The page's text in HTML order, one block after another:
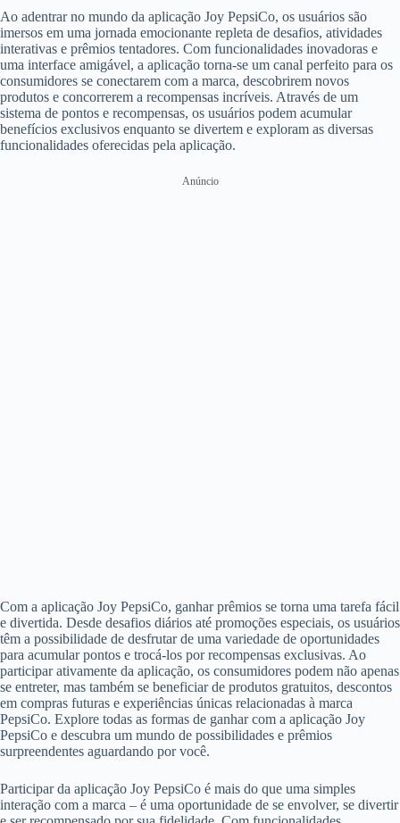
Ao adentrar no mundo da aplicação Joy PepsiCo, os usuários são
imersos em uma jornada emocionante repleta de desafios, atividades
interativas e prêmios tentadores. Com funcionalidades inovadoras e
uma interface amigável, a aplicação torna-se um canal perfeito para os
consumidores se conectarem com a marca, descobrirem novos
produtos e concorrerem a recompensas incríveis. Através de um
sistema de pontos e recompensas, os usuários podem acumular
benefícios exclusivos enquanto se divertem e exploram as diversas
funcionalidades oferecidas pela aplicação.
Anúncio
Com a aplicação Joy PepsiCo, ganhar prêmios se torna uma tarefa fácil
e divertida. Desde desafios diários até promoções especiais, os usuários
têm a possibilidade de desfrutar de uma variedade de oportunidades
para acumular pontos e trocá-los por recompensas exclusivas. Ao
participar ativamente da aplicação, os consumidores podem não apenas
se entreter, mas também se beneficiar de produtos gratuitos, descontos
em compras futuras e experiências únicas relacionadas à marca
PepsiCo. Explore todas as formas de ganhar com a aplicação Joy
PepsiCo e descubra um mundo de possibilidades e prêmios
surpreendentes aguardando por você.
Participar da aplicação Joy PepsiCo é mais do que uma simples
interação com a marca – é uma oportunidade de se envolver, se divertir